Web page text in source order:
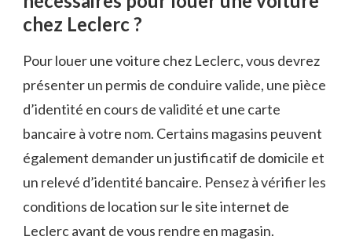
chez Leclerc ?
Pour louer une voiture chez Leclerc, vous devrez
présenter un permis de conduire valide, une pièce
d’identité en cours de validité et une carte
bancaire à votre nom. Certains magasins peuvent
également demander un justificatif de domicile et
un relevé d’identité bancaire. Pensez à vérifier les
conditions de location sur le site internet de
Leclerc avant de vous rendre en magasin.